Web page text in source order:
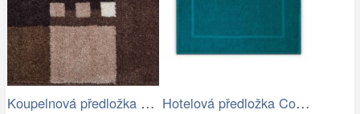
Koupelnová předložka MERKUR Hotelová předložka Comfort azurová 750g…